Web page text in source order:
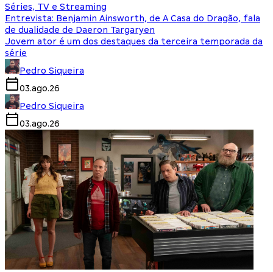
Séries, TV e Streaming
Entrevista: Benjamin Ainsworth, de A Casa do Dragão, fala
de dualidade de Daeron Targaryen
Jovem ator é um dos destaques da terceira temporada da
série
Pedro Siqueira
03.ago.26
Pedro Siqueira
03.ago.26